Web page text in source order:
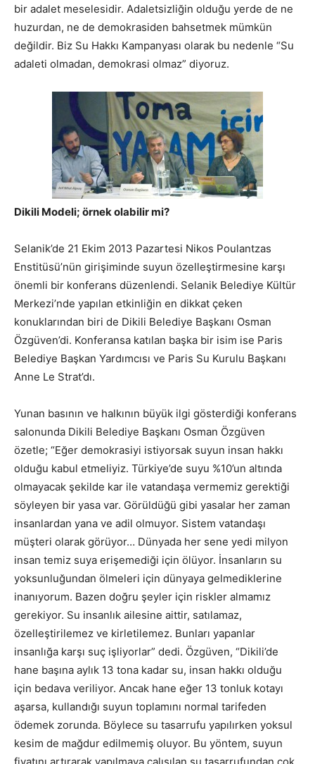
bir adalet meselesidir. Adaletsizliğin olduğu yerde de ne
huzurdan, ne de demokrasiden bahsetmek mümkün
değildir. Biz Su Hakkı Kampanyası olarak bu nedenle “Su
adaleti olmadan, demokrasi olmaz” diyoruz.
Dikili Modeli; örnek olabilir mi?
Selanik’de 21 Ekim 2013 Pazartesi Nikos Poulantzas
Enstitüsü’nün girişiminde suyun özelleştirmesine karşı
önemli bir konferans düzenlendi. Selanik Belediye Kültür
Merkezi’nde yapılan etkinliğin en dikkat çeken
konuklarından biri de Dikili Belediye Başkanı Osman
Özgüven’di. Konferansa katılan başka bir isim ise Paris
Belediye Başkan Yardımcısı ve Paris Su Kurulu Başkanı
Anne Le Strat’dı.
Yunan basının ve halkının büyük ilgi gösterdiği konferans
salonunda Dikili Belediye Başkanı Osman Özgüven
özetle; “Eğer demokrasiyi istiyorsak suyun insan hakkı
olduğu kabul etmeliyiz. Türkiye’de suyu %10’un altında
olmayacak şekilde kar ile vatandaşa vermemiz gerektiği
söyleyen bir yasa var. Görüldüğü gibi yasalar her zaman
insanlardan yana ve adil olmuyor. Sistem vatandaşı
müşteri olarak görüyor… Dünyada her sene yedi milyon
insan temiz suya erişemediği için ölüyor. İnsanların su
yoksunluğundan ölmeleri için dünyaya gelmediklerine
inanıyorum. Bazen doğru şeyler için riskler almamız
gerekiyor. Su insanlık ailesine aittir, satılamaz,
özelleştirilemez ve kirletilemez. Bunları yapanlar
insanlığa karşı suç işliyorlar” dedi. Özgüven, “Dikili’de
hane başına aylık 13 tona kadar su, insan hakkı olduğu
için bedava veriliyor. Ancak hane eğer 13 tonluk kotayı
aşarsa, kullandığı suyun toplamını normal tarifeden
ödemek zorunda. Böylece su tasarrufu yapılırken yoksul
kesim de mağdur edilmemiş oluyor. Bu yöntem, suyun